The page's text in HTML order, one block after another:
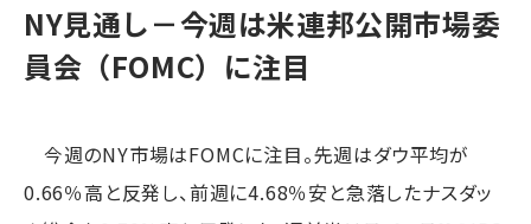
NY見通し－今週は米連邦公開市場委
員会（FOMC）に注目
今週のNY市場はFOMCに注目。先週はダウ平均が
0.66％高と反発し、前週に4.68％安と急落したナスダッ